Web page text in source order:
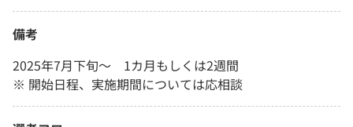
備考
2025年7月下旬〜 1カ月もしくは2週間
※ 開始日程、実施期間については応相談